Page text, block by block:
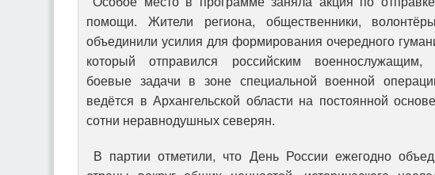
помощи. Жители региона, общественники,
объединили усилия для формирования очередного
который отправился российским
боевые задачи в зоне специальной военной
ведётся в Архангельской области на постоянной
сотни неравнодушных северян.
В партии отметили, что День России ежегодно